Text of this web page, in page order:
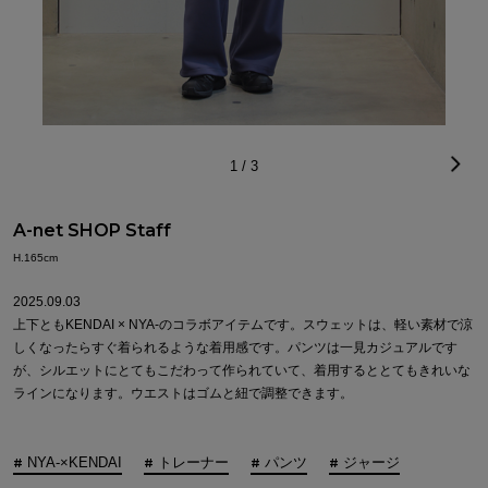
1 / 3
A-net SHOP Staff
H.165cm
2025.09.03
上下ともKENDAI × NYA-のコラボアイテムです。スウェットは、軽い素材で涼
しくなったらすぐ着られるような着用感です。パンツは一見カジュアルです
が、シルエットにとてもこだわって作られていて、着用するととてもきれいな
ラインになります。ウエストはゴムと紐で調整できます。
NYA-×KENDAI トレーナー パンツ ジャージ